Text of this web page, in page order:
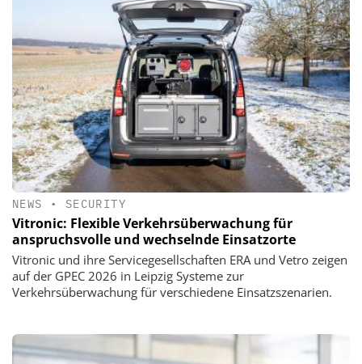
NEWS • SECURITY
Vitronic: Flexible Verkehrsüberwachung für
anspruchsvolle und wechselnde Einsatzorte
Vitronic und ihre Servicegesellschaften ERA und Vetro zeigen
auf der GPEC 2026 in Leipzig Systeme zur
Verkehrsüberwachung für verschiedene Einsatzszenarien.